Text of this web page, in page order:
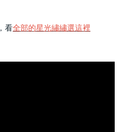
，看全部的星光繡繡選這裡